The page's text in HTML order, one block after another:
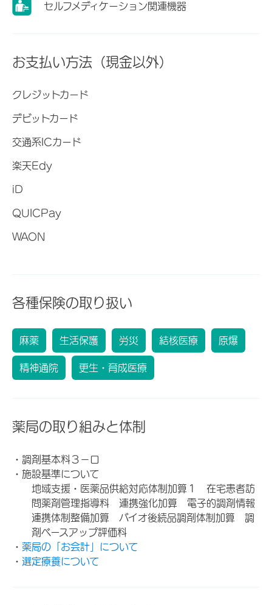
セルフメディケーション関連機器
お支払い方法（現金以外）
クレジットカード
デビットカード
交通系ICカード
楽天Edy
iD
QUICPay
WAON
各種保険の取り扱い
麻薬 生活保護 労災 結核医療 原爆
精神通院 更生・育成医療
薬局の取り組みと体制
・調剤基本料３－ロ
・施設基準について
地域支援・医薬品供給対応体制加算１ 在宅患者訪
問薬剤管理指導料 連携強化加算 電子的調剤情報
連携体制整備加算 バイオ後続品調剤体制加算 調
剤ベースアップ評価料
・ 薬局の「お会計」について
・ 選定療養について